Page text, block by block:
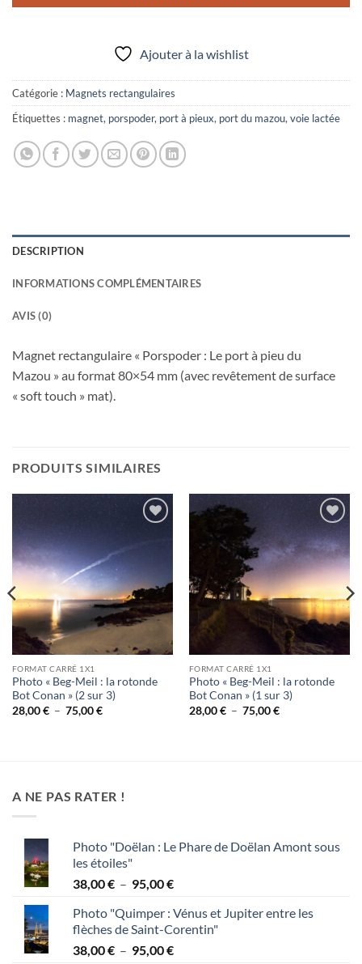
Ajouter à la wishlist
Catégorie : Magnets rectangulaires
Étiquettes : magnet, porspoder, port à pieux, port du mazou, voie lactée
DESCRIPTION
INFORMATIONS COMPLÉMENTAIRES
AVIS (0)
Magnet rectangulaire « Porspoder : Le port à pieu du
Mazou » au format 80×54 mm (avec revêtement de surface
« soft touch » mat).
PRODUITS SIMILAIRES
FORMAT CARRÉ 1X1
Photo « Beg-Meil : la rotonde
Bot Conan » (2 sur 3)
28,00€ – 75,00€Plage
Ajouter
à la
wishlist
FORMAT CARRÉ 1X1
Photo « Beg-Meil : la rotonde
Bot Conan » (1 sur 3)
28,00€ – 75,00€Plage
A NE PAS RATER !
Photo "Doëlan : Le Phare de Doëlan Amont sous
les étoiles"
38,00€ – 95,00€Plage
prix :
38,00 €
à
Photo "Quimper : Vénus et Jupiter entre les
flèches de Saint-Corentin"
38,00€ – 95,00€Plage